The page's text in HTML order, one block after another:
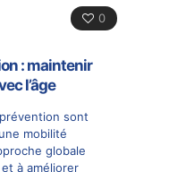
0
: maintenir
l’âge
prévention sont
mobilité
globale
à améliorer